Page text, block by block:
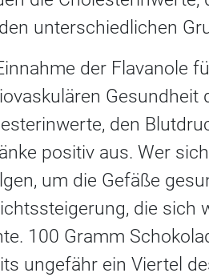
unterschiedlichen
der Flavanole
den
positiv aus. Wer
um die Gefäße
die sich
100 Gramm
ungefähr ein Viertel